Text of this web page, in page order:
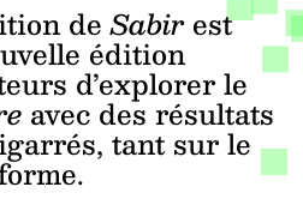
deSabirest
édition
d’explorer le
avec des résultats
tant sur le